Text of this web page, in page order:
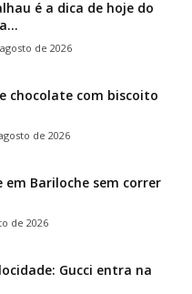
é a dica de hoje do
de 2026
chocolate com biscoito
de 2026
em Bariloche sem correr
de 2026
Gucci entra na